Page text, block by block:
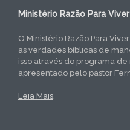
Ministério Razão Para Viver
O Ministério Razão Para
as verdades bíblicas de
isso através do programa de
apresentado pelo pastor
Leia Mais.